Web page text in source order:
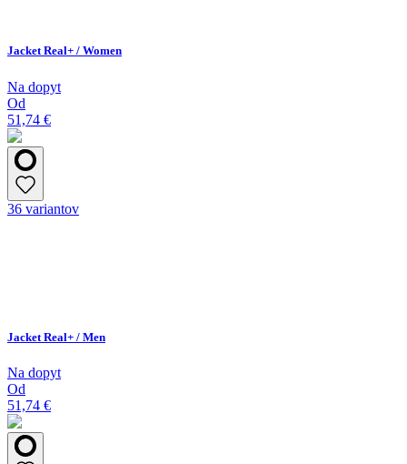
Jacket Real+ / Women
Na dopyt
Od
51,74 €
36 variantov
Jacket Real+ / Men
Na dopyt
Od
51,74 €